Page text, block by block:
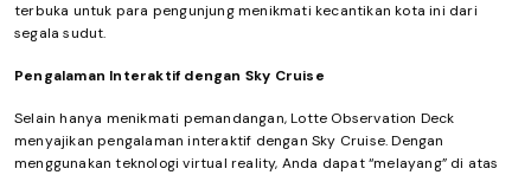
terbuka untuk para pengunjung menikmati kecantikan kota ini dari
segala sudut.
Pengalaman Interaktif dengan Sky Cruise
Selain hanya menikmati pemandangan, Lotte Observation Deck
menyajikan pengalaman interaktif dengan Sky Cruise. Dengan
menggunakan teknologi virtual reality, Anda dapat “melayang” di atas